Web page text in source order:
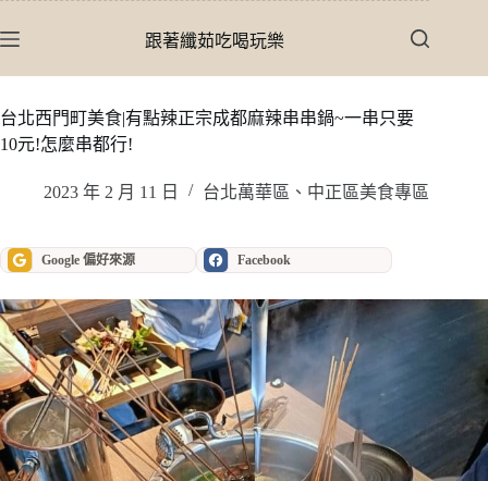
至
內
容
跟著纖茹吃喝玩樂
台北西門町美食|有點辣正宗成都麻辣串串鍋~一串只要
10元!怎麼串都行!
2023 年 2 月 11 日 台北萬華區、中正區美食專區
Google 偏好來源 Facebook